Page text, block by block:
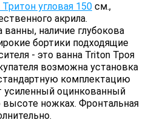
Тритон угловая 150 см.,
акрила.
наличие глубокова
бортики подходящие
- это ванна Triton Троя
возможна установка
комплектацию
оцинкованный
высоте ножках. Фронтальная